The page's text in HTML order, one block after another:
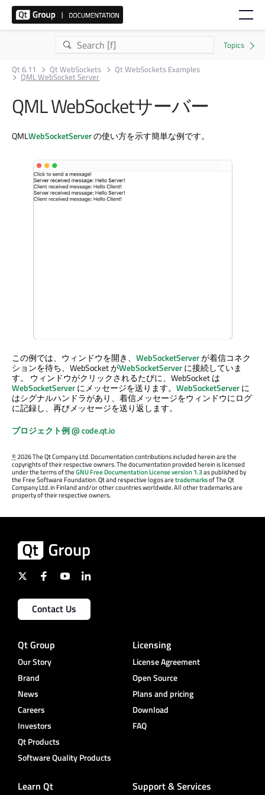
Qt 6.11 Qt WebSockets Qt WebSockets Examples
QML WebSocket Server
QML WebSocketサーバー
QMLWebSocketServerの使い方を示す簡単な例です。
この例では、ウィンドウを開き、 WebSocketServerが着信コネク
ションを待ち、WebSocket がWebSocketServerに接続していま
す。 ウィンドウがクリックされるたびに、WebSocket は
WebSocketServerにメッセージを送ります。 WebSocketServerに
はシグナルハンドラがあり、着信メッセージをウィンドウにログ
に記録し、再びメッセージを送り返します。
プロジェクト例 @ code.qt.io
©2026 The Qt Company Ltd. Documentation contributions included herein are the
copyrights of their respective owners. The documentation provided herein is licensed
under the terms of theGNU Free Documentation License version 1.3as published by
the Free Software Foundation. Qt and respective logos aretrademarksof The Qt
Company Ltd. in Finland and/or other countries worldwide. All other trademarks are
property of their respective owners.
Contact Us
Qt Group
Our Story
Brand
News
Careers
Investors
Qt Products
Software Quality Products
Licensing
License Agreement
Open Source
Plans and pricing
Download
FAQ
Learn Qt Support & Services